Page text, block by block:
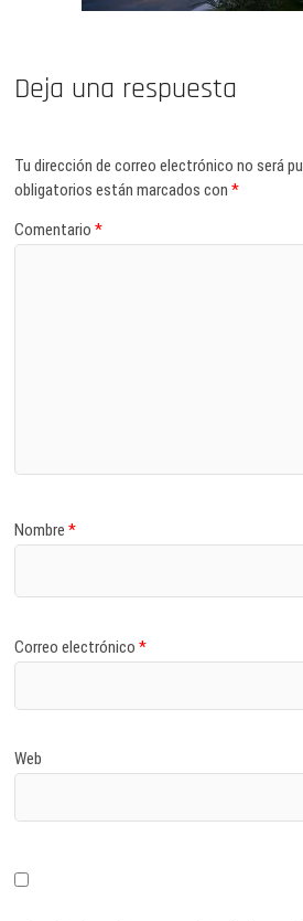
Deja una respuesta
Tu dirección de correo electrónico no será
obligatorios están marcados con*
Comentario*
Nombre*
Correo electrónico*
Web